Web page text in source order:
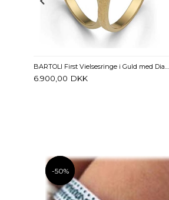
BARTOLI First Vielsesringe i Guld med Diamant 0,015 ct. - 2,5 mm
6.900,00 DKK
-50%
-50%